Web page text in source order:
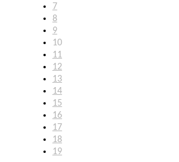
7
8
9
10
11
12
13
14
15
16
17
18
19